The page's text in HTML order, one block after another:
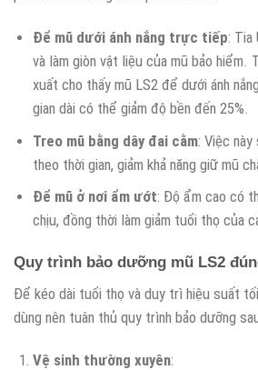
Để mũ dưới ánh nắng trực tiếp: Tia
và làm giòn vật liệu của mũ bảo hiểm.
xuất cho thấy mũ LS2 để dưới ánh
gian dài có thể giảm độ bền đến 25%.
Treo mũ bằng dây đai cằm: Việc này
theo thời gian, giảm khả năng giữ mũ
Để mũ ở nơi ẩm ướt: Độ ẩm cao có
chịu, đồng thời làm giảm tuổi thọ của
Quy trình bảo dưỡng mũ LS2
Để kéo dài tuổi thọ và duy trì hiệu suất
dùng nên tuân thủ quy trình bảo dưỡng
Vệ sinh thường xuyên: